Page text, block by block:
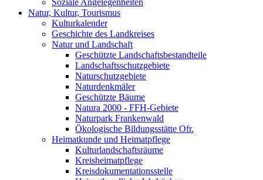
Soziale Angelegenheiten
Natur, Kultur, Tourismus
Kulturkalender
Geschichte des Landkreises
Natur und Landschaft
Geschützte Landschaftsbestandteile
Landschaftsschutzgebiete
Naturschutzgebiete
Naturdenkmäler
Geschützte Bäume
Natura 2000 - FFH-Gebiete
Naturpark Frankenwald
Ökologische Bildungsstätte Ofr.
Heimatkunde und Heimatpflege
Kulturlandschaftsräume
Kreisheimatpflege
Kreisdokumentationsstelle